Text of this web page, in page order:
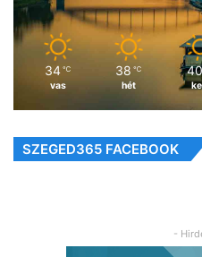
34 ℃
vas
38 ℃
hét
40
SZEGED365 FACEBOOK
-